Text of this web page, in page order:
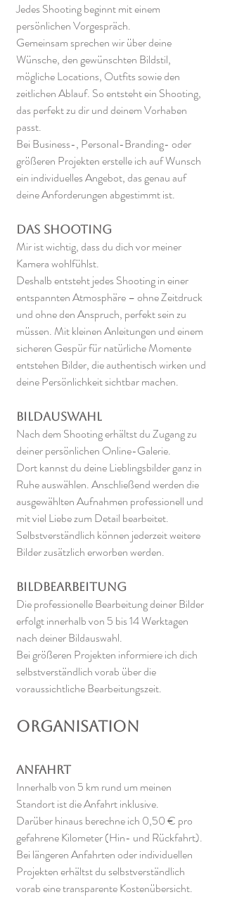
Jedes Shooting beginnt mit einem
persönlichen Vorgespräch.
Gemeinsam sprechen wir über deine
Wünsche, den gewünschten Bildstil,
mögliche Locations, Outfits sowie den
zeitlichen Ablauf. So entsteht ein Shooting,
das perfekt zu dir und deinem Vorhaben
passt.
Bei Business-, Personal-Branding- oder
größeren Projekten erstelle ich auf Wunsch
ein individuelles Angebot, das genau auf
deine Anforderungen abgestimmt ist.
Das Shooting
Mir ist wichtig, dass du dich vor meiner
Kamera wohlfühlst.
Deshalb entsteht jedes Shooting in einer
entspannten Atmosphäre – ohne Zeitdruck
und ohne den Anspruch, perfekt sein zu
müssen. Mit kleinen Anleitungen und einem
sicheren Gespür für natürliche Momente
entstehen Bilder, die authentisch wirken und
deine Persönlichkeit sichtbar machen.
Bildauswahl
Nach dem Shooting erhältst du Zugang zu
deiner persönlichen Online-Galerie.
Dort kannst du deine Lieblingsbilder ganz in
Ruhe auswählen. Anschließend werden die
ausgewählten Aufnahmen professionell und
mit viel Liebe zum Detail bearbeitet.
Selbstverständlich können jederzeit weitere
Bilder zusätzlich erworben werden.
Bildbearbeitung
Die professionelle Bearbeitung deiner Bilder
erfolgt innerhalb von 5 bis 14 Werktagen
nach deiner Bildauswahl.
Bei größeren Projekten informiere ich dich
selbstverständlich vorab über die
voraussichtliche Bearbeitungszeit.
Organisation
Anfahrt
Innerhalb von 5 km rund um meinen
Standort ist die Anfahrt inklusive.
Darüber hinaus berechne ich 0,50 € pro
gefahrene Kilometer (Hin- und Rückfahrt).
Bei längeren Anfahrten oder individuellen
Projekten erhältst du selbstverständlich
vorab eine transparente Kostenübersicht.